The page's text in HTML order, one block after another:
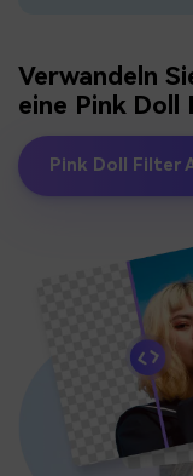
Verwandeln
eine Pink Doll
Pink Doll Filter